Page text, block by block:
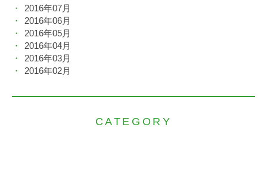
2016年07月
2016年06月
2016年05月
2016年04月
2016年03月
2016年02月
CATEGORY